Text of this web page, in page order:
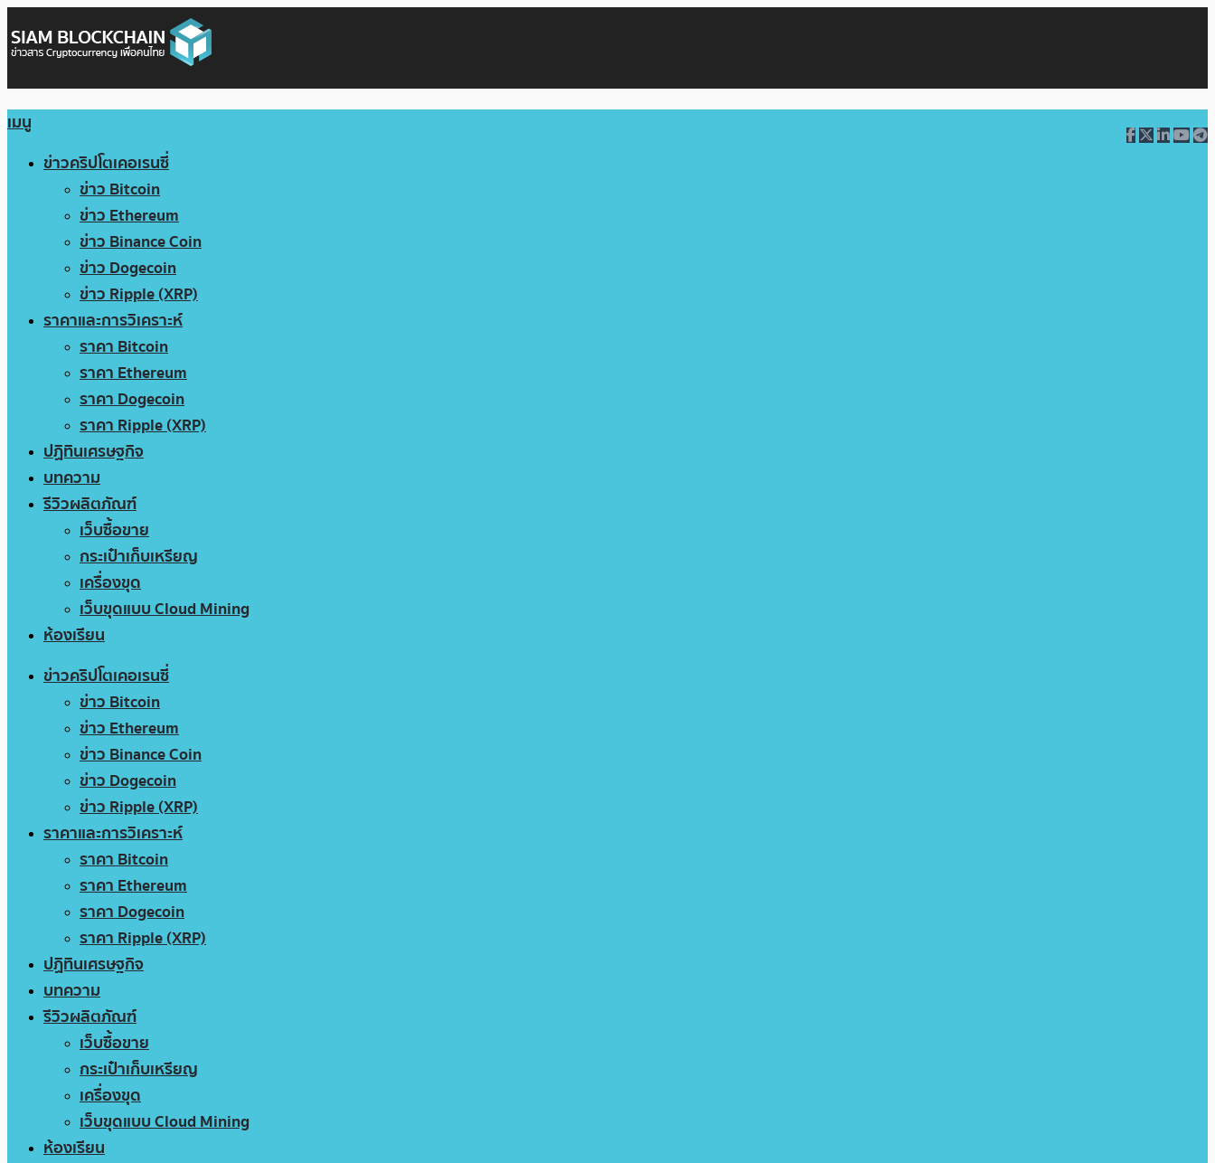
เมนู
ข่าวคริปโตเคอเรนซี่
ข่าว Bitcoin
ข่าว Ethereum
ข่าว Binance Coin
ข่าว Dogecoin
ข่าว Ripple (XRP)
ราคาและการวิเคราะห์
ราคา Bitcoin
ราคา Ethereum
ราคา Dogecoin
ราคา Ripple (XRP)
ปฏิทินเศรษฐกิจ
บทความ
รีวิวผลิตภัณฑ์
เว็บซื้อขาย
กระเป๋าเก็บเหรียญ
เครื่องขุด
เว็บขุดแบบ Cloud Mining
ห้องเรียน
ข่าวคริปโตเคอเรนซี่
ข่าว Bitcoin
ข่าว Ethereum
ข่าว Binance Coin
ข่าว Dogecoin
ข่าว Ripple (XRP)
ราคาและการวิเคราะห์
ราคา Bitcoin
ราคา Ethereum
ราคา Dogecoin
ราคา Ripple (XRP)
ปฏิทินเศรษฐกิจ
บทความ
รีวิวผลิตภัณฑ์
เว็บซื้อขาย
กระเป๋าเก็บเหรียญ
เครื่องขุด
เว็บขุดแบบ Cloud Mining
ห้องเรียน